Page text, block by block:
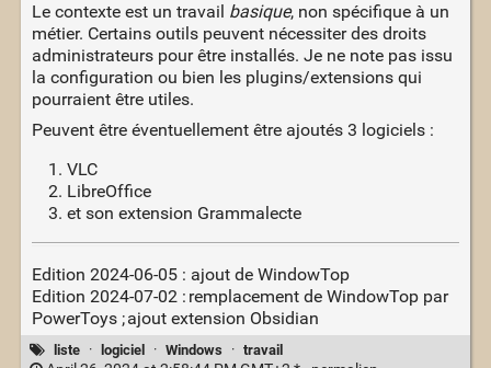
Le contexte est un travail basique, non spécifique à un
métier. Certains outils peuvent nécessiter des droits
administrateurs pour être installés. Je ne note pas issu
la configuration ou bien les plugins/extensions qui
pourraient être utiles.
Peuvent être éventuellement être ajoutés 3 logiciels :
VLC
LibreOffice
et son extension Grammalecte
Edition 2024-06-05 : ajout de WindowTop
Edition 2024-07-02 : remplacement de WindowTop par
PowerToys ; ajout extension Obsidian
liste · logiciel · Windows · travail